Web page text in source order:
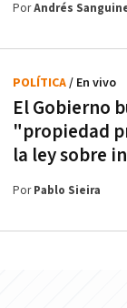
PorAndrés
El Gobierno
"propiedad
la ley sobre
POLÍTICA/ En vivo
PorPablo Sieira